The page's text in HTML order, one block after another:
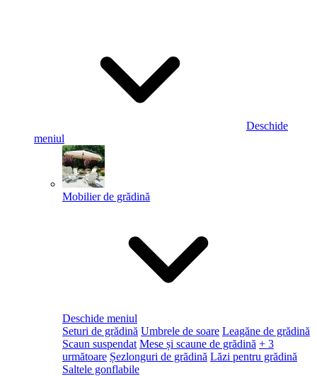
Deschide
meniul
Mobilier de grădină
Deschide meniul
Seturi de grădină Umbrele de soare Leagăne de grădină
Scaun suspendat Mese și scaune de grădină + 3
următoare Șezlonguri de grădină Lăzi pentru grădină
Saltele gonflabile